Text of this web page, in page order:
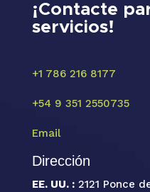
¡Contacte
servicios!
+1 786 216 8177
+54 9 351 2550735
Email
Dirección
EE. UU. : 2121 Ponce